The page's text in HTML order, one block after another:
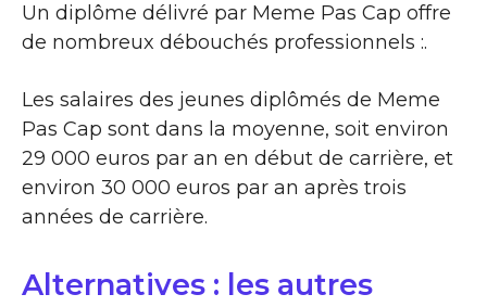
Un diplôme délivré par Meme Pas Cap offre
de nombreux débouchés professionnels :.
Les salaires des jeunes diplômés de Meme
Pas Cap sont dans la moyenne, soit environ
29 000 euros par an en début de carrière, et
environ 30 000 euros par an après trois
années de carrière.
Alternatives : les autres